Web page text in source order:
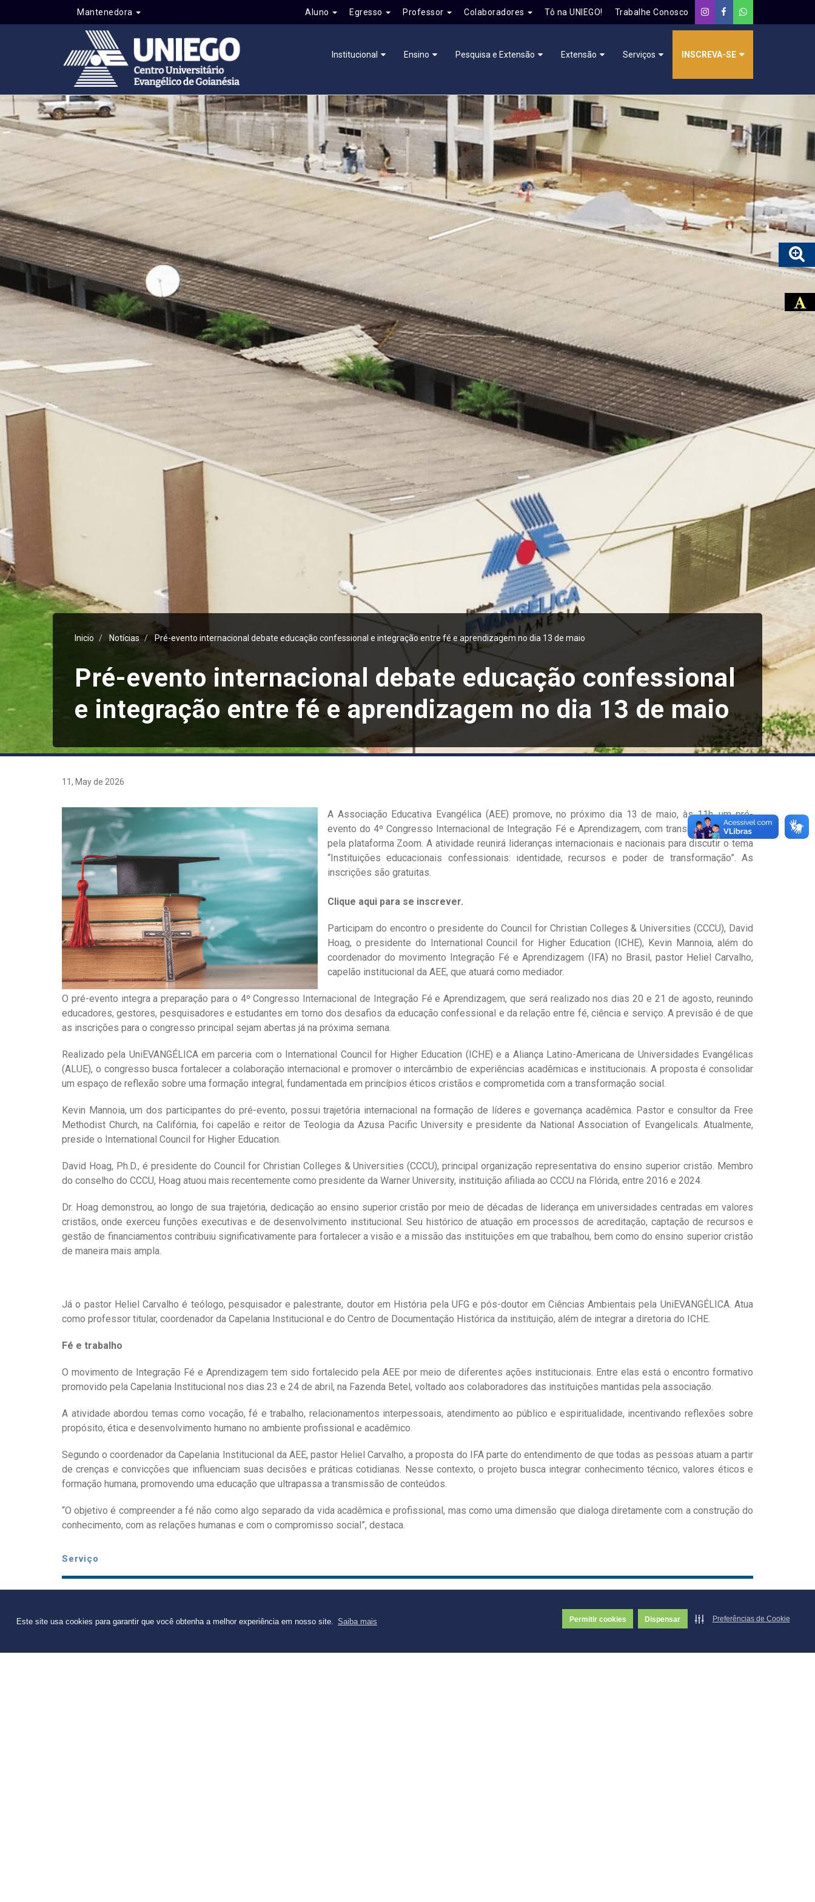
Este site usa cookies para garantir que você obtenha a melhor experiência em nosso site. Saiba mais Permitir cookies Dispensar Preferências de Cookie
Mantenedora Aluno Egresso Professor Colaboradores Tô na UNIEGO! Trabalhe Conosco
Institucional Ensino Pesquisa e Extensão Extensão Serviços INSCREVA-SE
Inicio Notícias Pré-evento internacional debate educação confessional e integração entre fé e aprendizagem no dia 13 de maio
Pré-evento internacional debate educação confessional
e integração entre fé e aprendizagem no dia 13 de maio
11, May de 2026
A Associação Educativa Evangélica (AEE) promove, no próximo dia 13 de maio, às 11h, um pré-
evento do 4º Congresso Internacional de Integração Fé e Aprendizagem, com transmissão gratuita
pela plataforma Zoom. A atividade reunirá lideranças internacionais e nacionais para discutir o tema
“Instituições educacionais confessionais: identidade, recursos e poder de transformação”. As
inscrições são gratuitas.
Clique aqui para se inscrever.
Participam do encontro o presidente do Council for Christian Colleges & Universities (CCCU), David
Hoag, o presidente do International Council for Higher Education (ICHE), Kevin Mannoia, além do
coordenador do movimento Integração Fé e Aprendizagem (IFA) no Brasil, pastor Heliel Carvalho,
capelão institucional da AEE, que atuará como mediador.
O pré-evento integra a preparação para o 4º Congresso Internacional de Integração Fé e Aprendizagem, que será realizado nos dias 20 e 21 de agosto, reunindo
educadores, gestores, pesquisadores e estudantes em torno dos desafios da educação confessional e da relação entre fé, ciência e serviço. A previsão é de que
as inscrições para o congresso principal sejam abertas já na próxima semana.
Realizado pela UniEVANGÉLICA em parceria com o International Council for Higher Education (ICHE) e a Aliança Latino-Americana de Universidades Evangélicas
(ALUE), o congresso busca fortalecer a colaboração internacional e promover o intercâmbio de experiências acadêmicas e institucionais. A proposta é consolidar
um espaço de reflexão sobre uma formação integral, fundamentada em princípios éticos cristãos e comprometida com a transformação social.
Kevin Mannoia, um dos participantes do pré-evento, possui trajetória internacional na formação de líderes e governança acadêmica. Pastor e consultor da Free
Methodist Church, na Califórnia, foi capelão e reitor de Teologia da Azusa Pacific University e presidente da National Association of Evangelicals. Atualmente,
preside o International Council for Higher Education.
David Hoag, Ph.D., é presidente do Council for Christian Colleges & Universities (CCCU), principal organização representativa do ensino superior cristão. Membro
do conselho do CCCU, Hoag atuou mais recentemente como presidente da Warner University, instituição afiliada ao CCCU na Flórida, entre 2016 e 2024.
Dr. Hoag demonstrou, ao longo de sua trajetória, dedicação ao ensino superior cristão por meio de décadas de liderança em universidades centradas em valores
cristãos, onde exerceu funções executivas e de desenvolvimento institucional. Seu histórico de atuação em processos de acreditação, captação de recursos e
gestão de financiamentos contribuiu significativamente para fortalecer a visão e a missão das instituições em que trabalhou, bem como do ensino superior cristão
de maneira mais ampla.
Já o pastor Heliel Carvalho é teólogo, pesquisador e palestrante, doutor em História pela UFG e pós-doutor em Ciências Ambientais pela UniEVANGÉLICA. Atua
como professor titular, coordenador da Capelania Institucional e do Centro de Documentação Histórica da instituição, além de integrar a diretoria do ICHE.
Fé e trabalho
O movimento de Integração Fé e Aprendizagem tem sido fortalecido pela AEE por meio de diferentes ações institucionais. Entre elas está o encontro formativo
promovido pela Capelania Institucional nos dias 23 e 24 de abril, na Fazenda Betel, voltado aos colaboradores das instituições mantidas pela associação.
A atividade abordou temas como vocação, fé e trabalho, relacionamentos interpessoais, atendimento ao público e espiritualidade, incentivando reflexões sobre
propósito, ética e desenvolvimento humano no ambiente profissional e acadêmico.
Segundo o coordenador da Capelania Institucional da AEE, pastor Heliel Carvalho, a proposta do IFA parte do entendimento de que todas as pessoas atuam a partir
de crenças e convicções que influenciam suas decisões e práticas cotidianas. Nesse contexto, o projeto busca integrar conhecimento técnico, valores éticos e
formação humana, promovendo uma educação que ultrapassa a transmissão de conteúdos.
“O objetivo é compreender a fé não como algo separado da vida acadêmica e profissional, mas como uma dimensão que dialoga diretamente com a construção do
conhecimento, com as relações humanas e com o compromisso social”, destaca.
Serviço
Data:13 de maio
Formato:Online, com transmissão via Zoom